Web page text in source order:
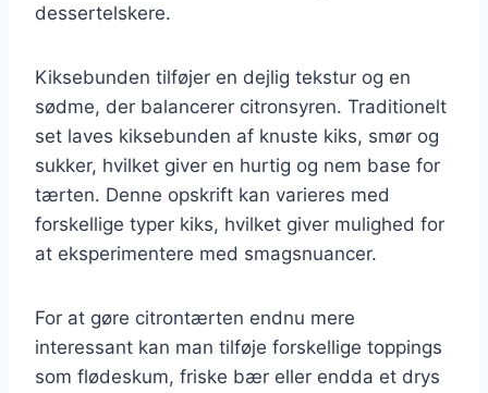
dessertelskere.
Kiksebunden tilføjer en dejlig tekstur og en
sødme, der balancerer citronsyren. Traditionelt
set laves kiksebunden af knuste kiks, smør og
sukker, hvilket giver en hurtig og nem base for
tærten. Denne opskrift kan varieres med
forskellige typer kiks, hvilket giver mulighed for
at eksperimentere med smagsnuancer.
For at gøre citrontærten endnu mere
interessant kan man tilføje forskellige toppings
som flødeskum, friske bær eller endda et drys